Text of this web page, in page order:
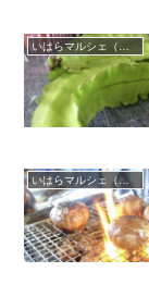
いはらマルシェ（庵原マルシェ）